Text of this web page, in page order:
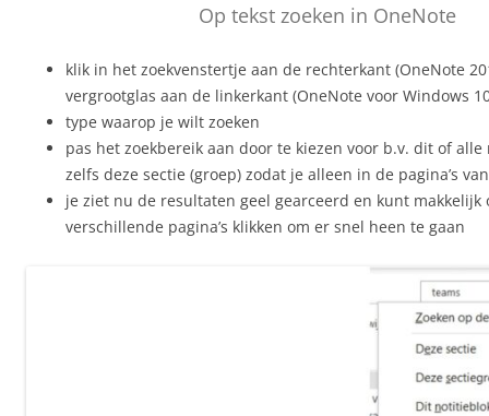
Op tekst zoeken in OneNote
klik in het zoekvenstertje aan de rechterkant (OneNote
vergrootglas aan de linkerkant (OneNote voor Windows
type waarop je wilt zoeken
pas het zoekbereik aan door te kiezen voor b.v. dit of
zelfs deze sectie (groep) zodat je alleen in de pagina’s
je ziet nu de resultaten geel gearceerd en kunt makkelijk
verschillende pagina’s klikken om er snel heen te gaan